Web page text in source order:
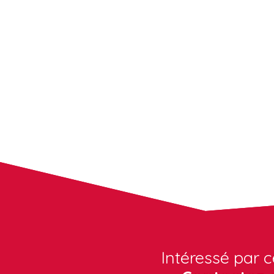
Intéressé par